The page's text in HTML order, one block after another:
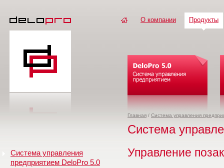
О компании Продукты
Главная / Система управления
Система управления
предприятием DeloPro 5.0
Система
Управление